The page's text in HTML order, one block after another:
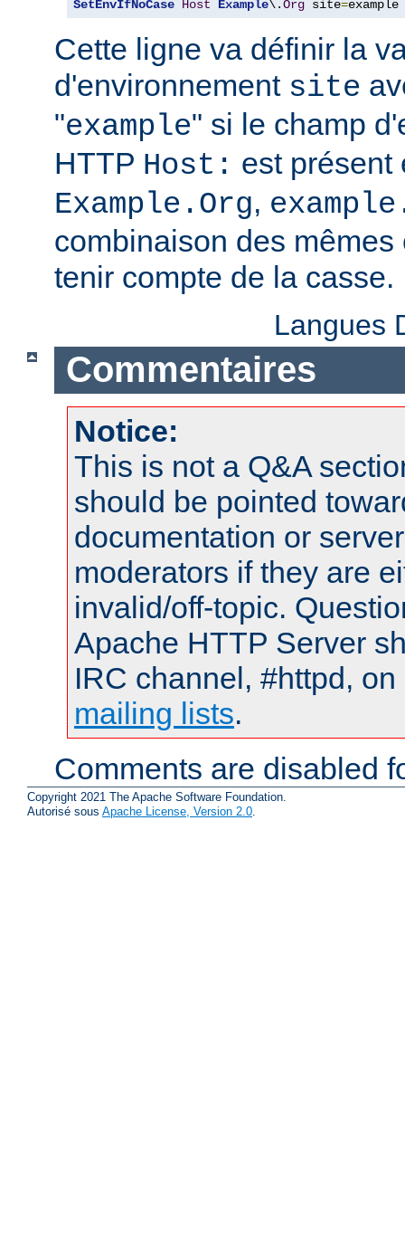
SetEnvIfNoCase Host Example\.Org site=example
Cette ligne va définir la
d'environnement site
"example" si le champ
HTTP Host: est présent
Example.Org,
combinaison des
tenir compte de la casse.
Langues
Commentaires
Notice:
This is not a Q&A
should be pointed
documentation or
moderators if they are
invalid/off-topic.
Apache HTTP Server
IRC channel, #httpd,
mailing lists.
Comments are disabled
Copyright 2021 The Apache Software Foundation.
Autorisé sous Apache License, Version 2.0